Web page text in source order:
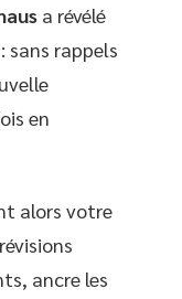
a révélé
: sans rappels
en
alors votre
ancre les